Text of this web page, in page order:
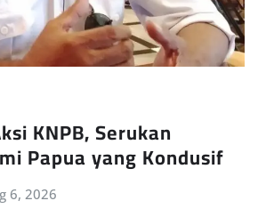
KNPB, Serukan
Papua yang Kondusif
6, 2026